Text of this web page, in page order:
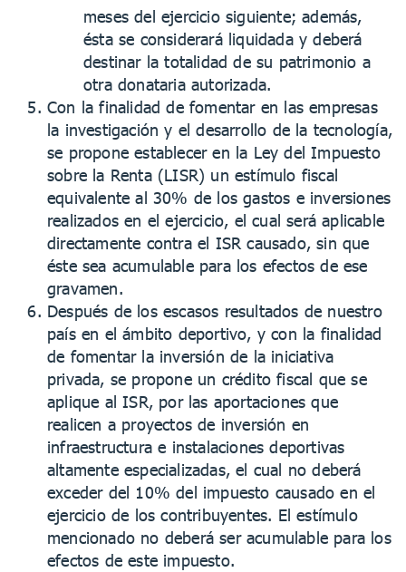
meses del ejercicio siguiente; además,
ésta se considerará liquidada y deberá
destinar la totalidad de su patrimonio a
otra donataria autorizada.
Con la finalidad de fomentar en las empresas
la investigación y el desarrollo de la tecnología,
se propone establecer en la Ley del Impuesto
sobre la Renta (LISR) un estímulo fiscal
equivalente al 30% de los gastos e inversiones
realizados en el ejercicio, el cual será aplicable
directamente contra el ISR causado, sin que
éste sea acumulable para los efectos de ese
gravamen.
Después de los escasos resultados de nuestro
país en el ámbito deportivo, y con la finalidad
de fomentar la inversión de la iniciativa
privada, se propone un crédito fiscal que se
aplique al ISR, por las aportaciones que
realicen a proyectos de inversión en
infraestructura e instalaciones deportivas
altamente especializadas, el cual no deberá
exceder del 10% del impuesto causado en el
ejercicio de los contribuyentes. El estímulo
mencionado no deberá ser acumulable para los
efectos de este impuesto.